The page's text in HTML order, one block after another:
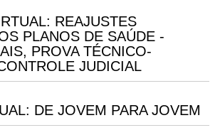
REAJUSTES
PLANOS DE SAÚDE -
PROVA TÉCNICO-
JUDICIAL
DE JOVEM PARA JOVEM